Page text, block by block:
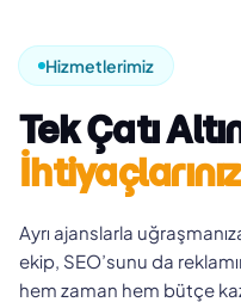
Hizmetlerimiz
Tek Çatı
İhtiyaçlarınız
Ayrı ajanslarla
ekip, SEO’sunu da
hem zaman hem bütçe